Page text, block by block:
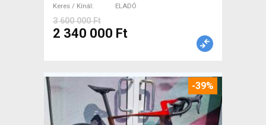
Keres / Kínál
ELADÓ
3 600 000 Ft
2 340 000 Ft
-39%